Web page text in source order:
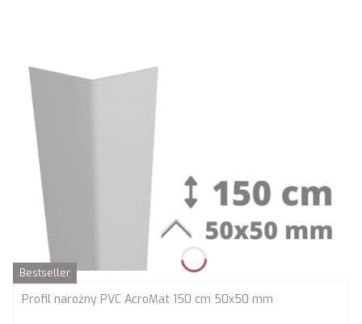
Bestseller
Profil narożny PVC AcroMat 150 cm 50x50 mm